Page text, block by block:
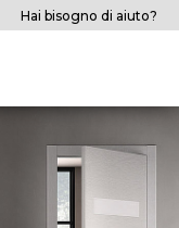
Hai bisogno di aiuto?